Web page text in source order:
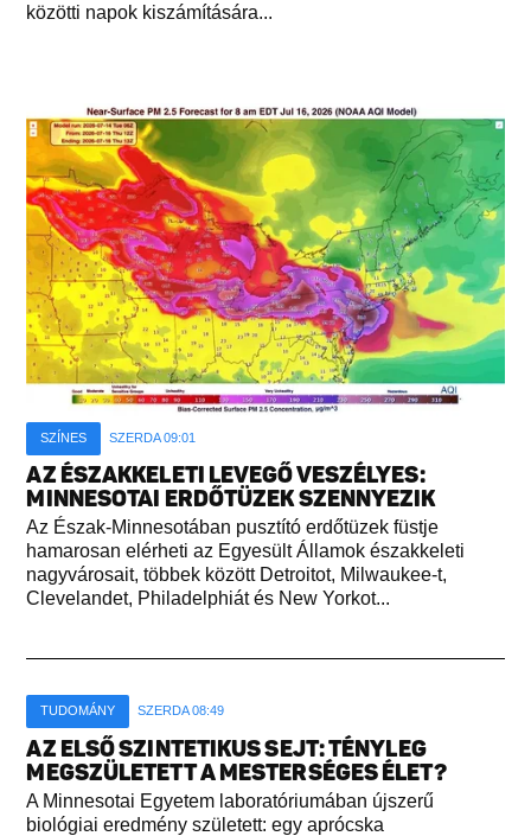
közötti napok kiszámítására...
SZÍNES SZERDA 09:01
AZ ÉSZAKKELETI LEVEGŐ VESZÉLYES:
MINNESOTAI ERDŐTÜZEK SZENNYEZIK
Az Észak-Minnesotában pusztító erdőtüzek füstje
hamarosan elérheti az Egyesült Államok északkeleti
nagyvárosait, többek között Detroitot, Milwaukee-t,
Clevelandet, Philadelphiát és New Yorkot...
TUDOMÁNY SZERDA 08:49
AZ ELSŐ SZINTETIKUS SEJT: TÉNYLEG
MEGSZÜLETETT A MESTERSÉGES ÉLET?
A Minnesotai Egyetem laboratóriumában újszerű
biológiai eredmény született: egy aprócska